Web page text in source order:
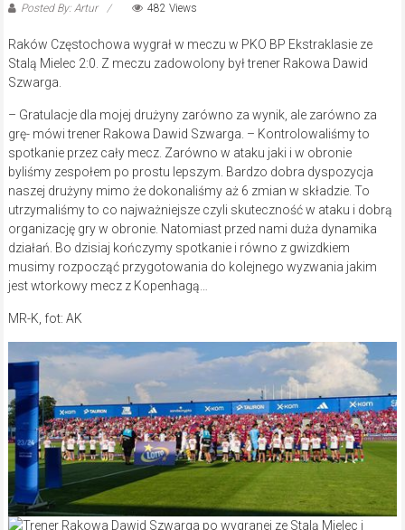
Posted By: Artur 482 Views
Raków Częstochowa wygrał w meczu w PKO BP Ekstraklasie ze
Stalą Mielec 2:0. Z meczu zadowolony był trener Rakowa Dawid
Szwarga.
– Gratulacje dla mojej drużyny zarówno za wynik, ale zarówno za
grę- mówi trener Rakowa Dawid Szwarga. – Kontrolowaliśmy to
spotkanie przez cały mecz. Zarówno w ataku jaki i w obronie
byliśmy zespołem po prostu lepszym. Bardzo dobra dyspozycja
naszej drużyny mimo że dokonaliśmy aż 6 zmian w składzie. To
utrzymaliśmy to co najważniejsze czyli skuteczność w ataku i dobrą
organizację gry w obronie. Natomiast przed nami duża dynamika
działań. Bo dzisiaj kończymy spotkanie i równo z gwizdkiem
musimy rozpocząć przygotowania do kolejnego wyzwania jakim
jest wtorkowy mecz z Kopenhagą…
MR-K, fot: AK